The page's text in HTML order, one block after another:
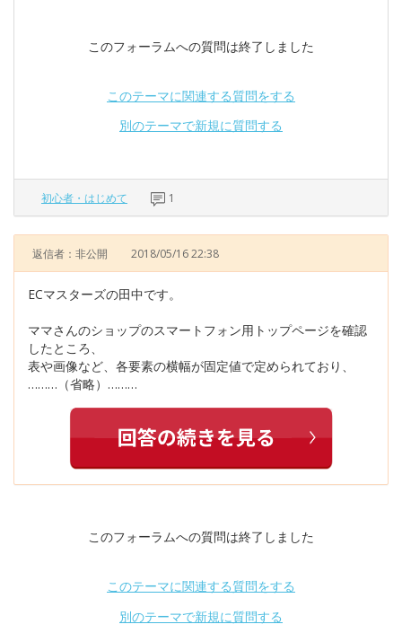
このフォーラムへの質問は終了しました
このテーマに関連する質問をする
別のテーマで新規に質問する
初心者・はじめて 1
返信者：非公開 2018/05/16 22:38
ECマスターズの田中です。
ママさんのショップのスマートフォン用トップページを確認
したところ、
表や画像など、各要素の横幅が固定値で定められており、
………（省略）………
このフォーラムへの質問は終了しました
このテーマに関連する質問をする
別のテーマで新規に質問する